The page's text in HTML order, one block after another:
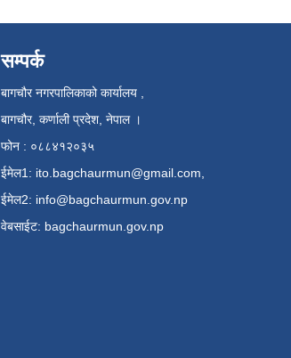
सम्पर्क
बागचौर नगरपालिकाको कार्यालय ,
बागचौर, कर्णाली प्रदेश, नेपाल ।
फोन : ०८८४१२०३५
ईमेल1: ito.bagchaurmun@gmail.com
ईमेल2: info@bagchaurmun.gov.np
वे‍बसाईट: bagchaurmun.gov.np